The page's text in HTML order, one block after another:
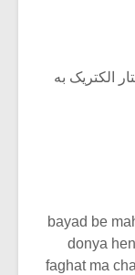
الکتریک به
bayad be
donya
faghat ma